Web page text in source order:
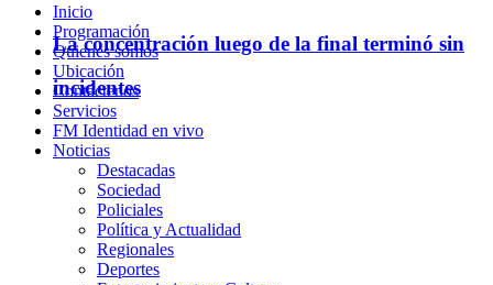
La concentración luego de la final terminó sin
incidentes
Inicio
Programación
Quienes somos
Ubicación
Contáctenos
Servicios
FM Identidad en vivo
Noticias
Destacadas
Sociedad
Policiales
Política y Actualidad
Regionales
Deportes